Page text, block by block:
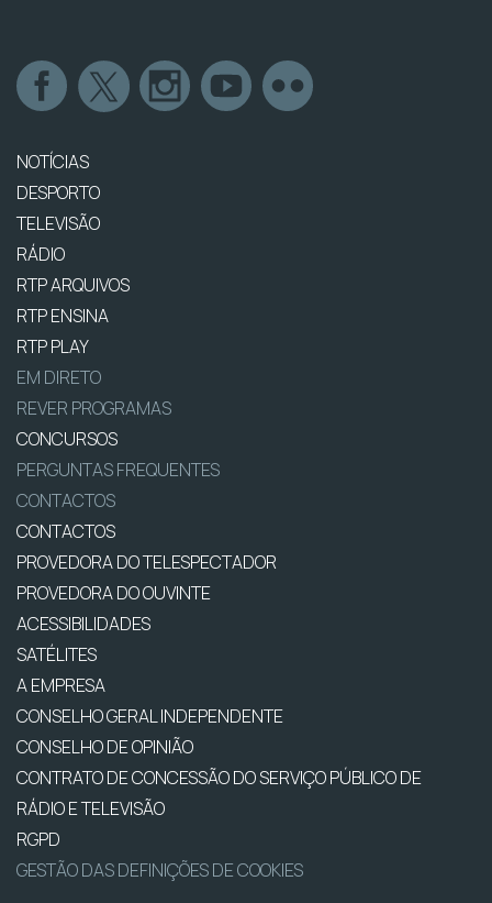
NOTÍCIAS
DESPORTO
TELEVISÃO
RÁDIO
RTP ARQUIVOS
RTP ENSINA
RTP PLAY
EM DIRETO
REVER PROGRAMAS
CONCURSOS
PERGUNTAS FREQUENTES
CONTACTOS
CONTACTOS
PROVEDORA DO TELESPECTADOR
PROVEDORA DO OUVINTE
ACESSIBILIDADES
SATÉLITES
A EMPRESA
CONSELHO GERAL INDEPENDENTE
CONSELHO DE OPINIÃO
CONTRATO DE CONCESSÃO DO SERVIÇO PÚBLICO DE
RÁDIO E TELEVISÃO
RGPD
GESTÃO DAS DEFINIÇÕES DE COOKIES